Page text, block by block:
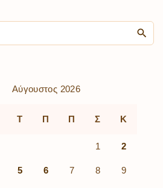
Αύγουστος 2026
Τ Π Π Σ Κ
1 2
5 6 7 8 9